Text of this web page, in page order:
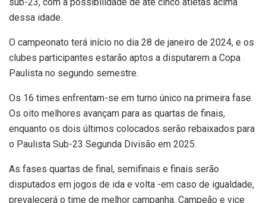
dessa idade.
O campeonato terá início no dia 28 de janeiro de 2024, e os
clubes participantes estarão aptos a disputarem a Copa
Paulista no segundo semestre.
Os 16 times enfrentam-se em turno único na primeira fase.
Os oito melhores avançam para as quartas de finais,
enquanto os dois últimos colocados serão rebaixados para
o Paulista Sub-23 Segunda Divisão em 2025.
As fases quartas de final, semifinais e finais serão
disputados em jogos de ida e volta -em caso de igualdade,
prevalecerá o time de melhor campanha. Campeão e vice